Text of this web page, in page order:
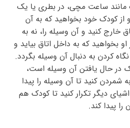
ساعت مچی، در بطری یا یک
از کودک خود بخواهید که به آن
خارج کنید و آن وسیله را، نه به
او بخواهید که به داخل اتاق بیاید و
کردن به دنبال آن وسیله بگردد.
در حال یافتن آن وسیله است،
شمردن کنید تا آن وسیله را پیدا
دیگر تکرار کنید تا کودک هم
پیدا کند.